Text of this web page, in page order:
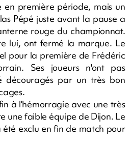
en première période, mais un
Pépé juste avant la pause a
rouge du championnat.
lui, ont fermé la marque. Le
pour la première de Frédéric
Ses joueurs n'ont pas
découragés par un très bon
à l'hémorragie avec une très
une faible équipe de Dijon. Le
exclu en fin de match pour